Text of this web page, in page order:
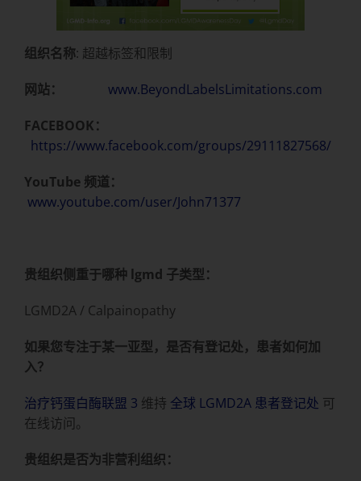
组织名称: 超越标签和限制
网站： www.BeyondLabelsLimitations.com
FACEBOOK：
https://www.facebook.com/groups/29111827568/
YouTube 频道：
www.youtube.com/user/John71377
贵组织侧重于哪种 lgmd 子类型：
LGMD2A / Calpainopathy
如果您专注于某一亚型，是否有登记处，患者如何加
入？
治疗钙蛋白酶联盟 3 维持 全球 LGMD2A 患者登记处 可
在线访问。
贵组织是否为非营利组织：